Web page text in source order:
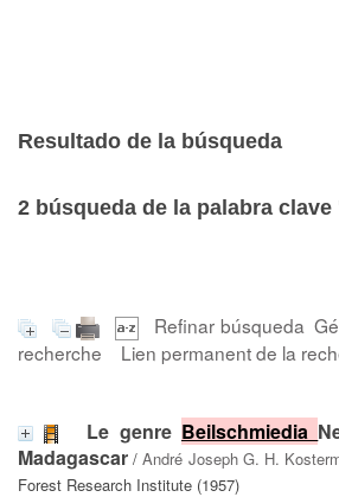
Resultado de la búsqueda
2 búsqueda de la palabra clave
Refinar búsqueda
recherche
Lien permanent de la
Le genre Beilschmiedia
Madagascar /André Joseph G. H.
Forest Research Institute (1957)